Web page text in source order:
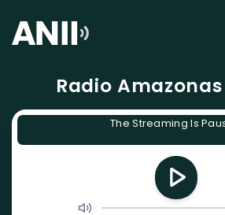
Radio Amazonas
The Streaming Is